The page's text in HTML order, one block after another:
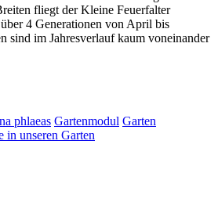
fliegt der Kleine Feuerfalter
4 Generationen von April bis
sind im Jahresverlauf kaum voneinander
phlaeas Gartenmodul Garten
in unseren Garten